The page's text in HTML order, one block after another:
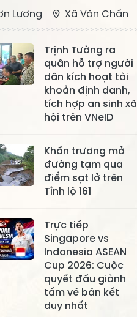
Lương
Xã Văn Chấn
La
Xã Chấn Thịnh
Tâm
Xã Phong Dụ
Hạ
Xã Lâm Giang
Xã Tân Hợp
A Xã Xuân Ái
Xã Lâm
Yên
Xã Tân Lĩnh
Hòa
Xã Phúc Lợi
Xã Cảm Nhân
Xã Thác Bà
Trịnh Tường ra
quân hỗ trợ người
dân kích hoạt tài
khoản định danh,
tích hợp an sinh xã
hội trên VNeID
Khẩn trương mở
đường tạm qua
điểm sạt lở trên
Tỉnh lộ 161
Trực tiếp
Singapore vs
Indonesia ASEAN
Cup 2026: Cuộc
quyết đấu giành
tấm vé bán kết
duy nhất